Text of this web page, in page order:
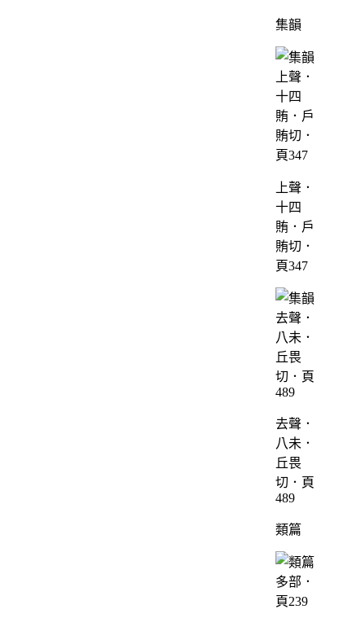
集韻
上聲．
十四
賄．戶
賄切．
頁347
去聲．
八未．
丘畏
切．頁
489
類篇